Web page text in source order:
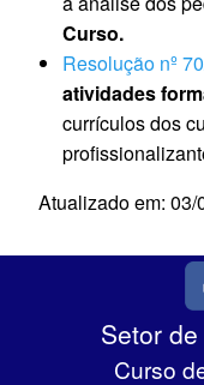
Curso.
Resolução nº
atividades
currículos dos
Atualizado em: 03/
Setor
Curso